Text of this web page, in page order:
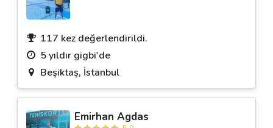
117 kez değerlendirildi.
5 yıldır gigbi'de
Beşiktaş, İstanbul
Emirhan Agdas